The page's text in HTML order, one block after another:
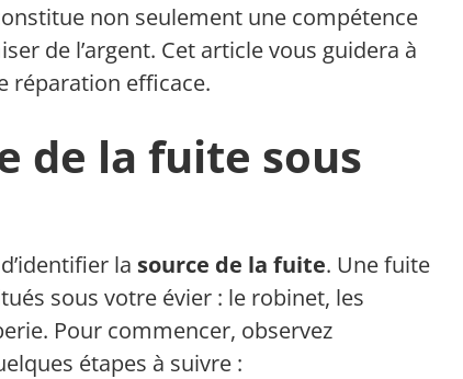
non seulement une compétence
de l’argent. Cet article vous guidera à
réparation efficace.
de la fuite sous
la source de la fuite. Une fuite
sous votre évier : le robinet, les
Pour commencer, observez
étapes à suivre :